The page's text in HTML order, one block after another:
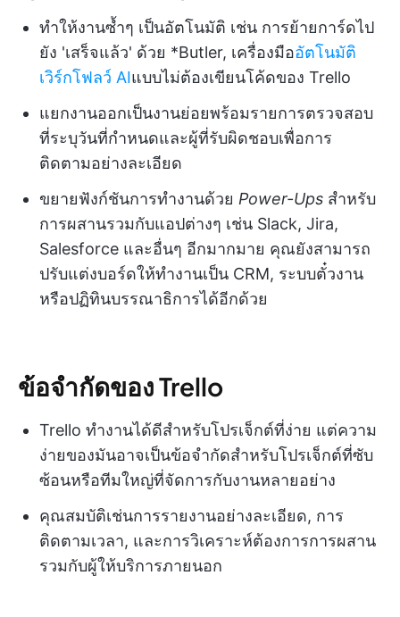
ทำให้งานซ้ำๆ เป็นอัตโนมัติ เช่น การย้ายการ์ดไป
ยัง 'เสร็จแล้ว' ด้วย *Butler, เครื่องมืออัตโนมัติ
เวิร์กโฟลว์ AIแบบไม่ต้องเขียนโค้ดของ Trello
แยกงานออกเป็นงานย่อยพร้อมรายการตรวจสอบ
ที่ระบุวันที่กำหนดและผู้ที่รับผิดชอบเพื่อการ
ติดตามอย่างละเอียด
ขยายฟังก์ชันการทำงานด้วย Power-Ups สำหรับ
การผสานรวมกับแอปต่างๆ เช่น Slack, Jira,
Salesforce และอื่นๆ อีกมากมาย คุณยังสามารถ
ปรับแต่งบอร์ดให้ทำงานเป็น CRM, ระบบตั๋วงาน
หรือปฏิทินบรรณาธิการได้อีกด้วย
ข้อจำกัดของ Trello
Trello ทำงานได้ดีสำหรับโปรเจ็กต์ที่ง่าย แต่ความ
ง่ายของมันอาจเป็นข้อจำกัดสำหรับโปรเจ็กต์ที่ซับ
ซ้อนหรือทีมใหญ่ที่จัดการกับงานหลายอย่าง
คุณสมบัติเช่นการรายงานอย่างละเอียด, การ
ติดตามเวลา, และการวิเคราะห์ต้องการการผสาน
รวมกับผู้ให้บริการภายนอก